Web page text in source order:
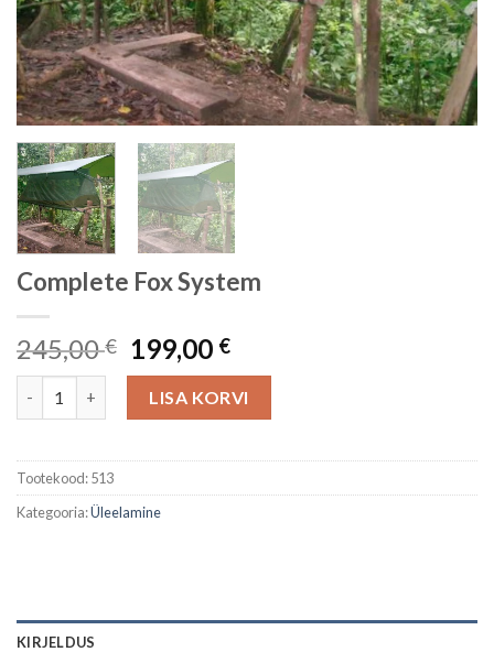
Complete Fox System
245,00€
Algne
hind
oli:
245,00 €.
199,00 €Current
price
is:
199,00 €.
LISA KORVI
Tootekood:513
Kategooria:Üleelamine
KIRJELDUS